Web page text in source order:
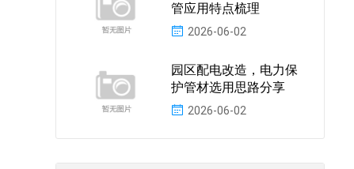
管应用特点梳理
2026-06-02
园区配电改造，电力保
护管材选用思路分享
2026-06-02